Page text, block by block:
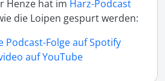
Henze hat im Harz-Podcast
die Loipen gespurt werden:
Podcast-Folge auf Spotify
auf YouTube